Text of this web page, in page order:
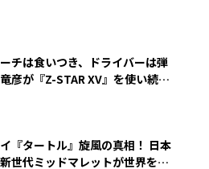
ーチは食いつき、ドライバーは弾
彦が『Z-STAR XV』を使い続け
『タートル』旋風の真相！ 日本
世代ミッドマレットが世界を席